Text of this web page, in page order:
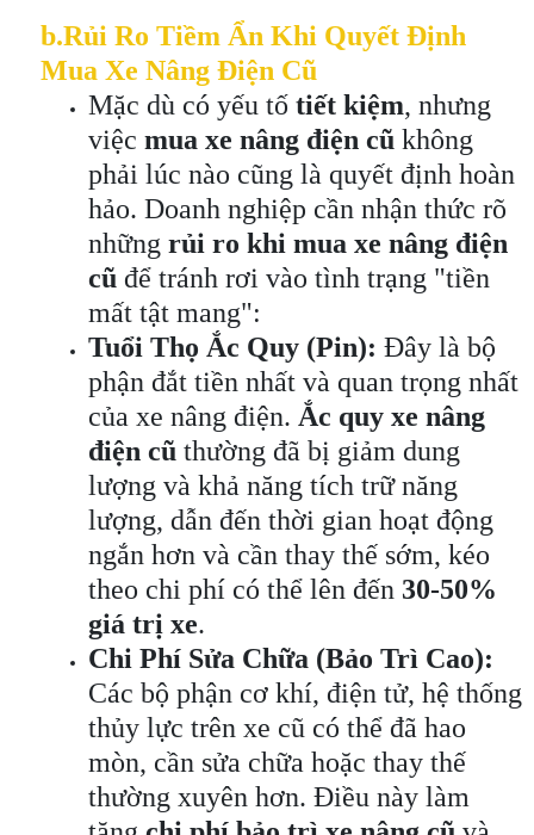
b.Rủi Ro Tiềm Ẩn Khi Quyết Định
Mua Xe Nâng Điện Cũ
Mặc dù có yếu tố tiết kiệm, nhưng
việc mua xe nâng điện cũ không
phải lúc nào cũng là quyết định hoàn
hảo. Doanh nghiệp cần nhận thức rõ
những rủi ro khi mua xe nâng điện
cũ để tránh rơi vào tình trạng "tiền
mất tật mang":
Tuổi Thọ Ắc Quy (Pin): Đây là bộ
phận đắt tiền nhất và quan trọng nhất
của xe nâng điện. Ắc quy xe nâng
điện cũ thường đã bị giảm dung
lượng và khả năng tích trữ năng
lượng, dẫn đến thời gian hoạt động
ngắn hơn và cần thay thế sớm, kéo
theo chi phí có thể lên đến 30-50%
giá trị xe.
Chi Phí Sửa Chữa (Bảo Trì Cao):
Các bộ phận cơ khí, điện tử, hệ thống
thủy lực trên xe cũ có thể đã hao
mòn, cần sửa chữa hoặc thay thế
thường xuyên hơn. Điều này làm